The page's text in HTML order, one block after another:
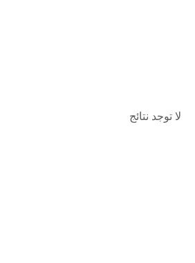
لا توجد نتائج